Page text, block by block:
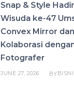
Snap & Style
Wisuda ke-47
Convex Mirror
Kolaborasi
Fotografer
JUNE 27, 2026 BY